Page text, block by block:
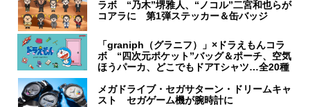
ラボ “乃木”堺雅人、“ノコル”二宮和也らが
コアラに 第1弾ステッカー＆缶バッジ
「graniph（グラニフ）」×ドラえもんコラ
ボ “四次元ポケット”バッグ＆ポーチ、空気
ほうパーカ、どこでもドアTシャツ…全20種
メガドライブ・セガサターン・ドリームキャ
スト セガゲーム機が腕時計に